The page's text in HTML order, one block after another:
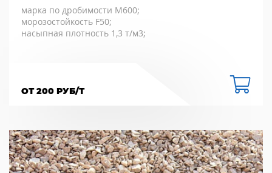
марка по дробимости М600;
морозостойкость F50;
насыпная плотность 1,3 т/м3;
ОТ 200 РУБ/Т